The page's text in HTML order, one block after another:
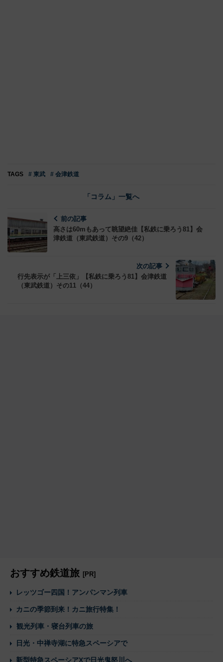
TAGS # 東武 # 会津鉄道
「コラム」一覧へ
前の記事
高さは60mもあって眺望絶佳【私鉄に乗ろう81】会
津鉄道（東武鉄道）その9（42）
次の記事
行先表示が「上三依」【私鉄に乗ろう81】会津鉄道
（東武鉄道）その11（44）
おすすめ鉄道旅 [PR]
レッツゴー四国！アンパンマン列車
カニの季節到来！カニ旅行特集！
観光列車・寝台列車の旅
日光・中禅寺湖に特急スペーシアで
新型特急スペーシアXで日光鬼怒川へ